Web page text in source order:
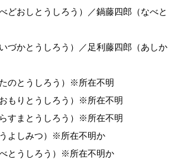
どおしとうしろう）／鍋藤四郎（なべと
づかとうしろう）／足利藤四郎（あしか
のとうしろう）※所在不明
もりとうしろう）※所在不明
すまとうしろう）※所在不明
よしみつ）※所在不明か
とうしろう）※所在不明か